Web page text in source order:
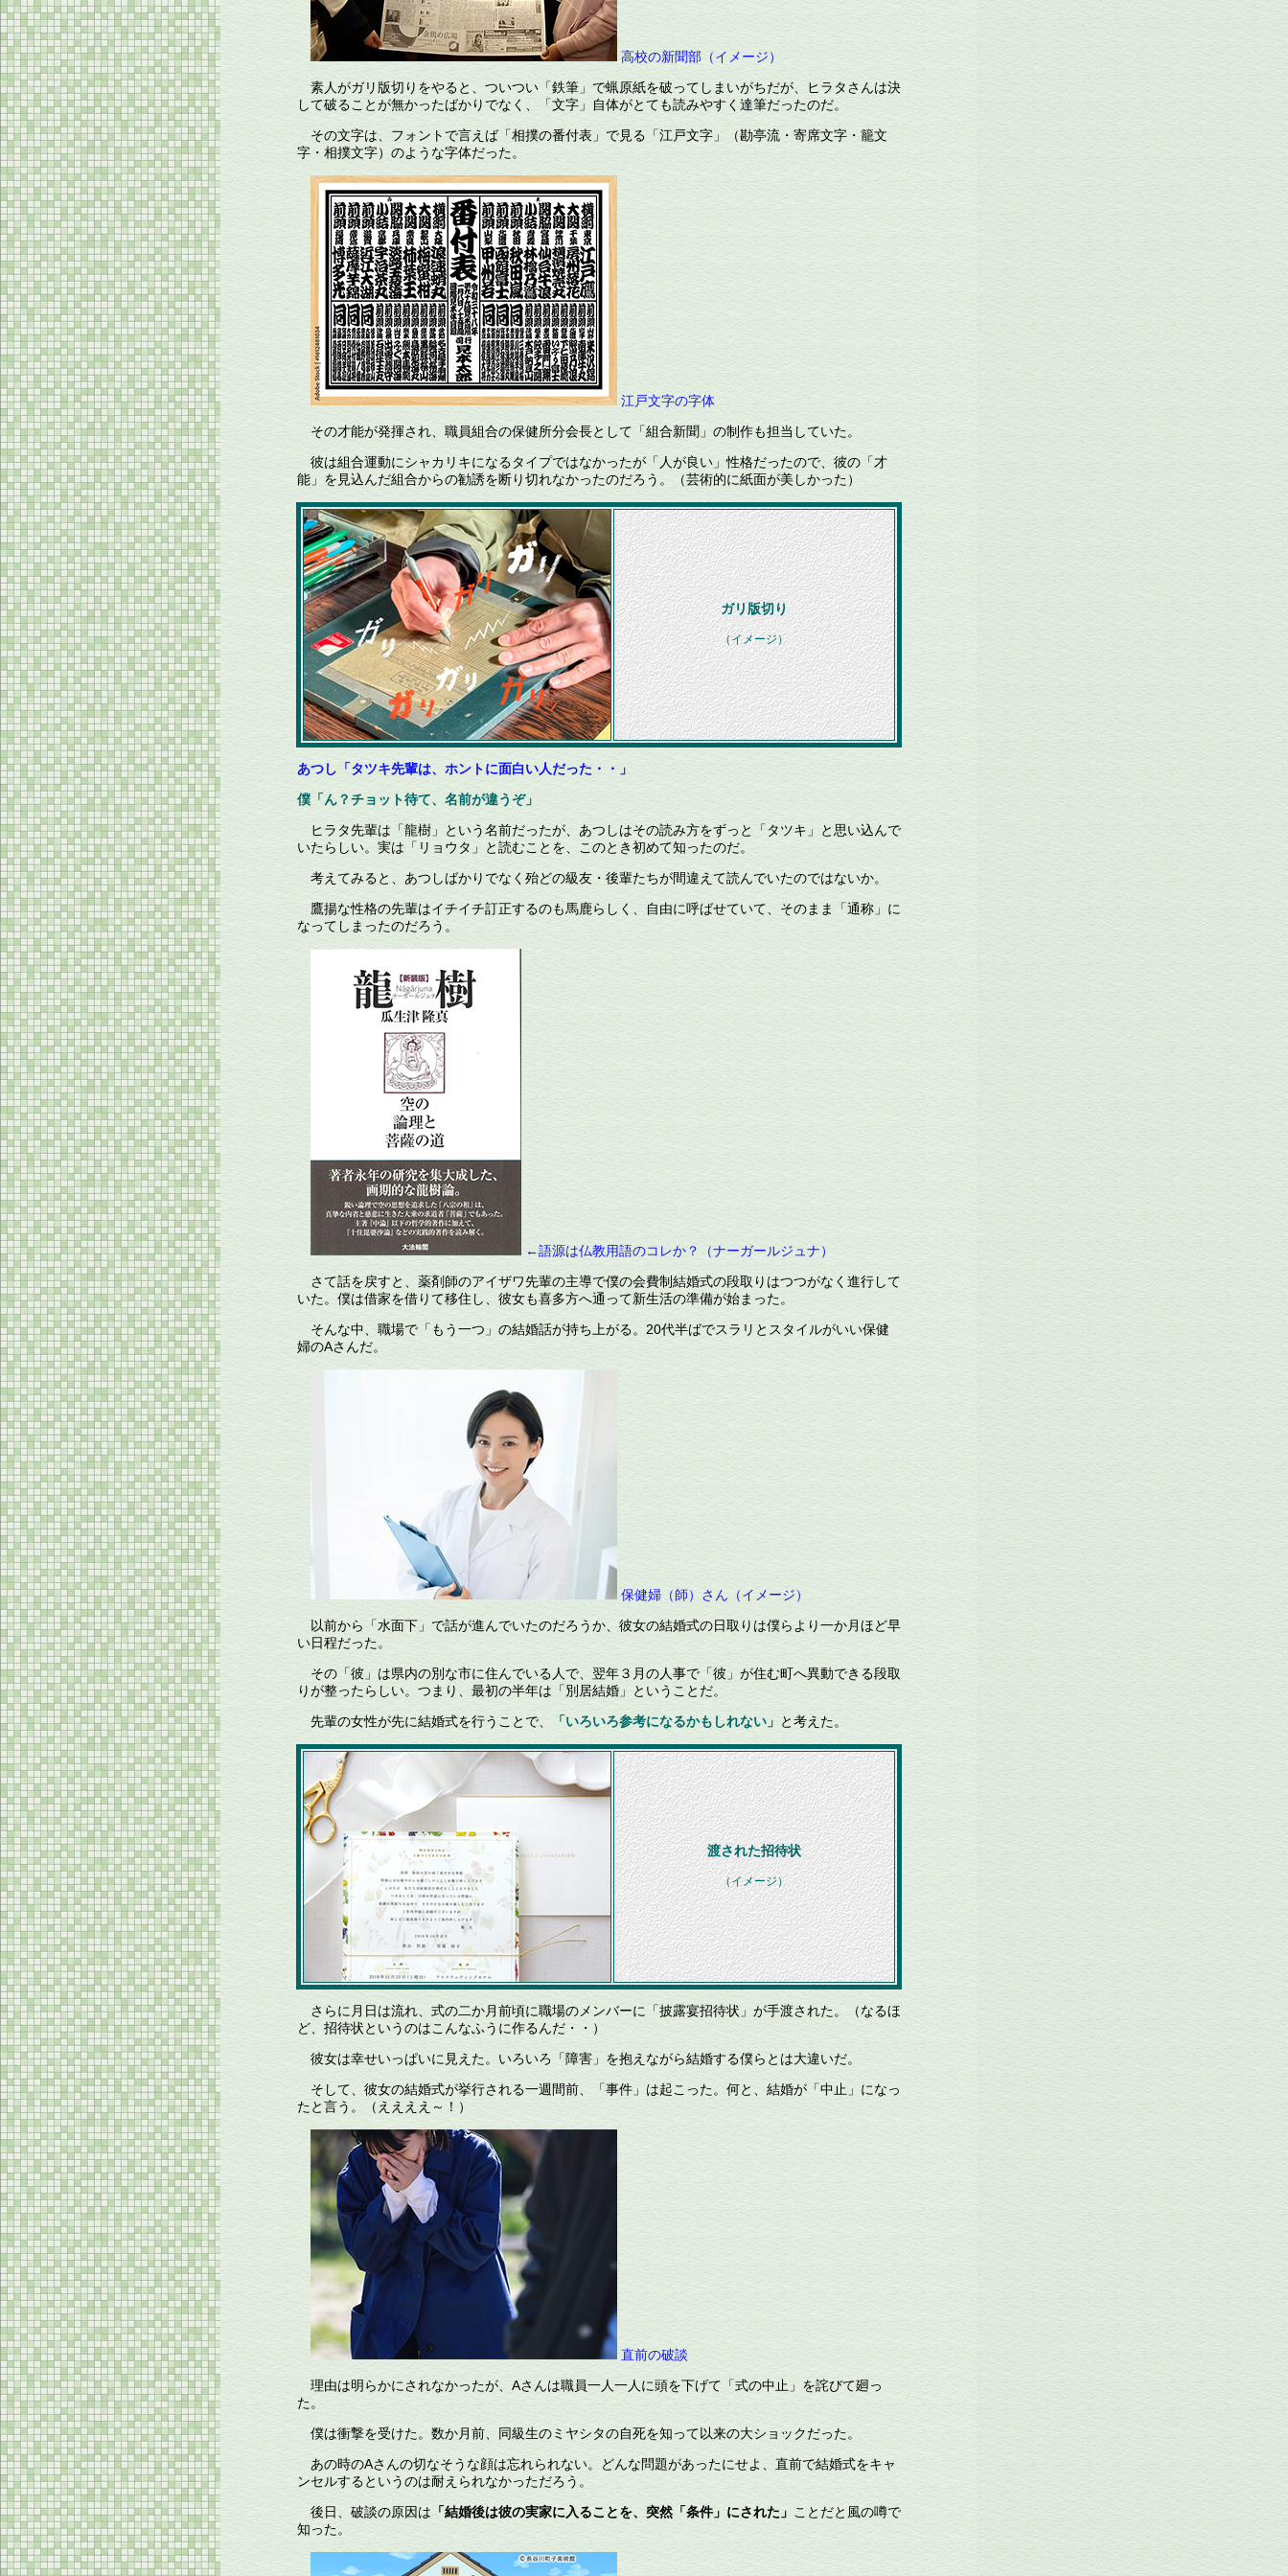
高校の新聞部（イメージ）
素人がガリ版切りをやると、ついつい「鉄筆」で蝋原紙を破ってしまいがちだが、ヒラタさんは決
して破ることが無かったばかりでなく、「文字」自体がとても読みやすく達筆だったのだ。
その文字は、フォントで言えば「相撲の番付表」で見る「江戸文字」（勘亭流・寄席文字・籠文
字・相撲文字）のような字体だった。
江戸文字の字体
その才能が発揮され、職員組合の保健所分会長として「組合新聞」の制作も担当していた。
彼は組合運動にシャカリキになるタイプではなかったが「人が良い」性格だったので、彼の「才
能」を見込んだ組合からの勧誘を断り切れなかったのだろう。（芸術的に紙面が美しかった）
ガリ版切り
（イメージ）
あつし「タツキ先輩は、ホントに面白い人だった・・」
僕「ん？チョット待て、名前が違うぞ」
ヒラタ先輩は「龍樹」という名前だったが、あつしはその読み方をずっと「タツキ」と思い込んで
いたらしい。実は「リョウタ」と読むことを、このとき初めて知ったのだ。
考えてみると、あつしばかりでなく殆どの級友・後輩たちが間違えて読んでいたのではないか。
鷹揚な性格の先輩はイチイチ訂正するのも馬鹿らしく、自由に呼ばせていて、そのまま「通称」に
なってしまったのだろう。
←語源は仏教用語のコレか？（ナーガールジュナ）
さて話を戻すと、薬剤師のアイザワ先輩の主導で僕の会費制結婚式の段取りはつつがなく進行して
いた。僕は借家を借りて移住し、彼女も喜多方へ通って新生活の準備が始まった。
そんな中、職場で「もう一つ」の結婚話が持ち上がる。 20代半ばでスラリとスタイルがいい保健
婦のAさんだ。
保健婦（師）さん（イメージ）
以前から「水面下」で話が進んでいたのだろうか、彼女の結婚式の日取りは僕らより一か月ほど早
い日程だった。
その「彼」は県内の別な市に住んでいる人で、翌年３月の人事で「彼」が住む町へ異動できる段取
りが整ったらしい。つまり、最初の半年は「別居結婚」ということだ。
先輩の女性が先に結婚式を行うことで、
「いろいろ参考になるかもしれない」 と考えた。
渡された招待状
（イメージ）
さらに月日は流れ、式の二か月前頃に職場のメンバーに「披露宴招待状」が手渡された。（なるほ
ど、招待状というのはこんなふうに作るんだ・・）
彼女は幸せいっぱいに見えた。いろいろ「障害」を抱えながら結婚する僕らとは大違いだ。
そして、彼女の結婚式が挙行される一週間前、「事件」は起こった。何と、結婚が「中止」になっ
たと言う。（ええええ～！）
直前の破談
理由は明らかにされなかったが、 Aさんは職員一人一人に頭を下げて「式の中止」を詫びて廻っ
た。
僕は衝撃を受けた。数か月前、同級生のミヤシタの自死を知って以来の大ショックだった。
あの時のAさんの切なそうな顔は忘れられない。どんな問題があったにせよ、直前で結婚式をキャ
ンセルするというのは耐えられなかっただろう。
後日、破談の原因は 「結婚後は彼の実家に入ることを、突然「条件」にされた」 ことだと風の噂で
知った。